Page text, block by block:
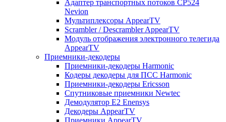
Адаптер транспортных потоков CP524
Nevion
Мультиплексоры AppearTV
Scrambler / Descrambler AppearTV
Модуль отображения электронного телегида
AppearTV
Приемники-декодеры
Приемники-декодеры Harmonic
Кодеры декодеры для ПСС Harmonic
Приемники-декодеры Ericsson
Спутниковые приемники Newtec
Демодулятор Е2 Enensys
Декодеры AppearTV
Приемники AppearTV